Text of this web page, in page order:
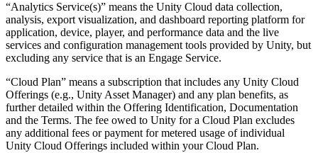
“Analytics Service(s)” means the Unity Cloud data collection,
analysis, export visualization, and dashboard reporting platform for
application, device, player, and performance data and the live
services and configuration management tools provided by Unity, but
excluding any service that is an Engage Service.
“Cloud Plan” means a subscription that includes any Unity Cloud
Offerings (e.g., Unity Asset Manager) and any plan benefits, as
further detailed within the Offering Identification, Documentation
and the Terms. The fee owed to Unity for a Cloud Plan excludes
any additional fees or payment for metered usage of individual
Unity Cloud Offerings included within your Cloud Plan.